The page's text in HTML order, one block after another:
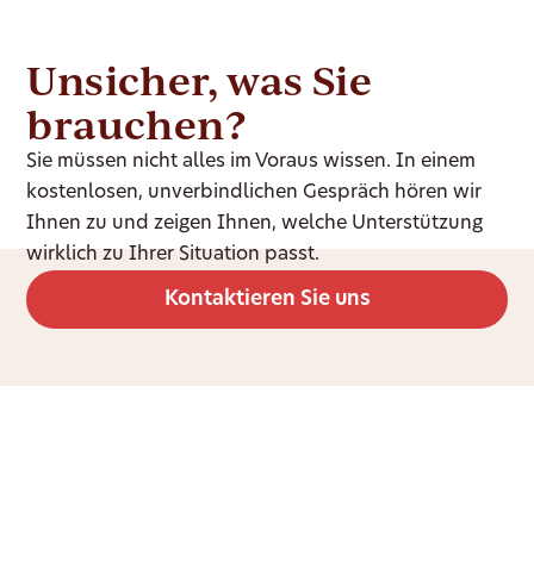
Unsicher, was Sie
brauchen?
Sie müssen nicht alles im Voraus wissen. In einem
kostenlosen, unverbindlichen Gespräch hören wir
Ihnen zu und zeigen Ihnen, welche Unterstützung
wirklich zu Ihrer Situation passt.
Kontaktieren Sie uns